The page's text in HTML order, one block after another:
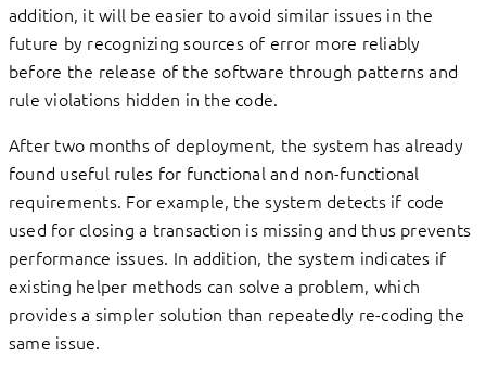
addition, it will be easier to avoid similar issues in the
future by recognizing sources of error more reliably
before the release of the software through patterns and
rule violations hidden in the code.
After two months of deployment, the system has already
found useful rules for functional and non-functional
requirements. For example, the system detects if code
used for closing a transaction is missing and thus prevents
performance issues. In addition, the system indicates if
existing helper methods can solve a problem, which
provides a simpler solution than repeatedly re-coding the
same issue.